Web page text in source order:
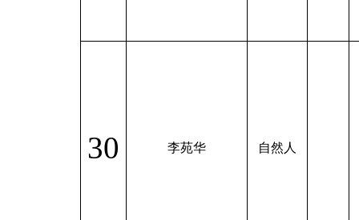
30 李苑华 自然人